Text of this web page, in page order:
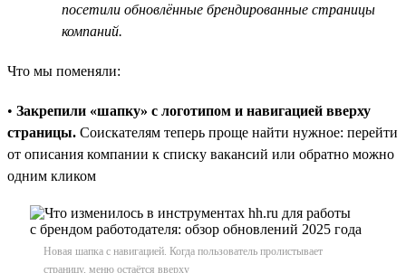
посетили обновлённые брендированные страницы
компаний.
Что мы поменяли:
• Закрепили «шапку» с логотипом и навигацией вверху
страницы. Соискателям теперь проще найти нужное: перейти
от описания компании к списку вакансий или обратно можно
одним кликом
Новая шапка с навигацией. Когда пользователь пролистывает
страницу, меню остаётся вверху